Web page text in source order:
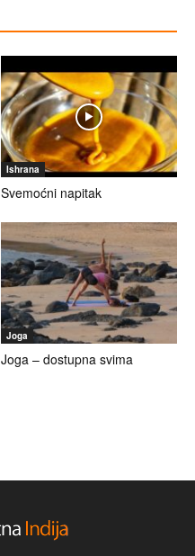
Ishrana
Svemoćni napitak
Joga
Joga – dostupna svima